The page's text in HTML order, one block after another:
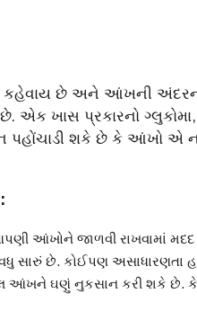
છે અને આંખની
છે. એક ખાસ પ્રકારનો
શકે છે કે આંખો એ
આંખોને જાળવી રાખવામાં
સારું છે. કોઈપણ અસાધારણતા
આંખને ઘણું નુકસાન કરી શકે છે.